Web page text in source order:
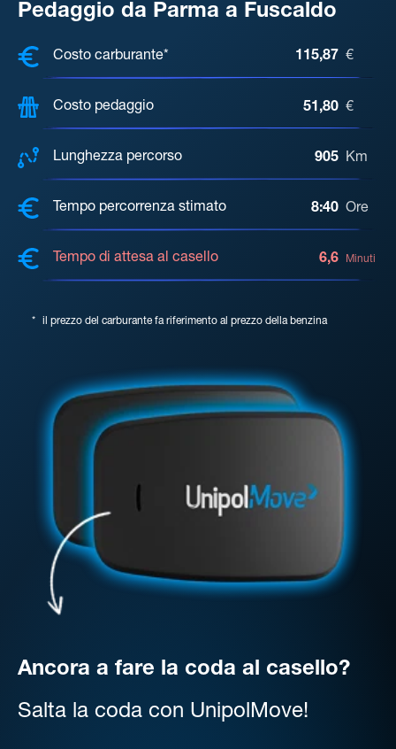
Pedaggio da Parma a Fuscaldo
COSTI, DISTANZA, TEMPO DI
Costo carburante* 115,87 €
Costo pedaggio 51,80 €
Lunghezza percorso 905 Km
Tempo percorrenza stimato 8:40 Ore
Tempo di attesa al casello 6,6 Minuti
* il prezzo del carburante fa riferimento al prezzo della benzina
Ancora a fare la coda al casello?
Salta la coda con UnipolMove!